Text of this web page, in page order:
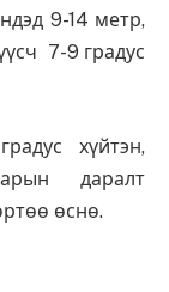
9-14 метр,
7-9 градус
хүйтэн,
даралт
өснө.